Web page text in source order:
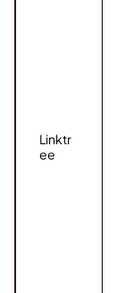
Linktr
ee